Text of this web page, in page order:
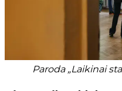
Paroda „Laikinai